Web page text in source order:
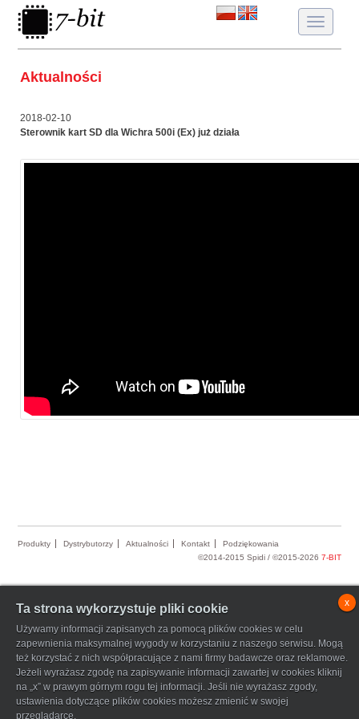
Ta strona wykorzystuje pliki cookie
Używamy informacji zapisanych za pomocą plików cookies w celu
zapewnienia maksymalnej wygody w korzystaniu z naszego serwisu. Mogą
też korzystać z nich współpracujące z nami firmy badawcze oraz reklamowe.
Jeżeli wyrażasz zgodę na zapisywanie informacji zawartej w cookies kliknij
na „x” w prawym górnym rogu tej informacji. Jeśli nie wyrażasz zgody,
ustawienia dotyczące plików cookies możesz zmienić w swojej
przeglądarce.
x
Toggle
Aktualności
2018-02-10
Sterownik kart SD dla Wichra 500i (Ex) już działa
Produkty Dystrybutorzy Aktualności Kontakt
Podziękowania
©2014-2015 Spidi / ©2015-2026 7-BIT